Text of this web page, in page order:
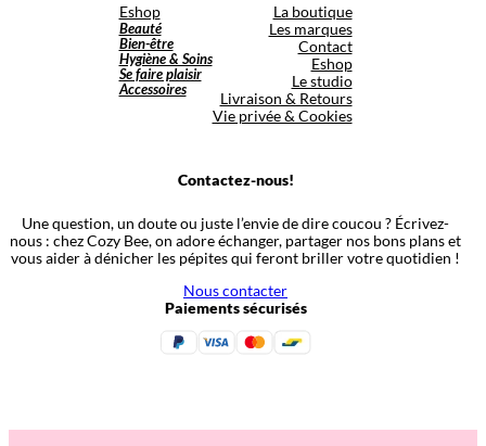
Eshop
Beauté
Bien-être
Hygiène & Soins
Se faire plaisir
Accessoires
La boutique
Les marques
Contact
Eshop
Le studio
Livraison & Retours
Vie privée & Cookies
Contactez-nous!
Une question, un doute ou juste l’envie de dire coucou ? Écrivez-
nous : chez Cozy Bee, on adore échanger, partager nos bons plans et
vous aider à dénicher les pépites qui feront briller votre quotidien !
Nous contacter
Paiements sécurisés